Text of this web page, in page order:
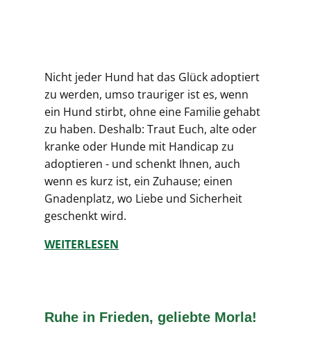
Nicht jeder Hund hat das Glück adoptiert
zu werden, umso trauriger ist es, wenn
ein Hund stirbt, ohne eine Familie gehabt
zu haben. Deshalb: Traut Euch, alte oder
kranke oder Hunde mit Handicap zu
adoptieren - und schenkt Ihnen, auch
wenn es kurz ist, ein Zuhause; einen
Gnadenplatz, wo Liebe und Sicherheit
geschenkt wird.
WEITERLESEN
Ruhe in Frieden, geliebte Morla!